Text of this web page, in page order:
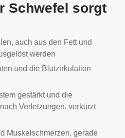
Schwefel sorgt
auch aus den Fett und
werden
und die Blutzirkulation
gestärkt und die
Verletzungen, verkürzt
Muskelschmerzen, gerade